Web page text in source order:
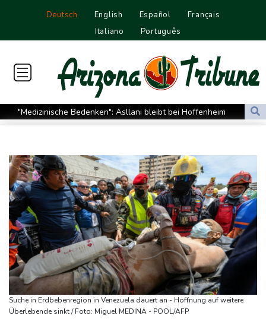
Deutsch English Español
Français
Italiano
Português
"Medizinische Bedenken": Asllani bleibt bei Hoffenheim
Eurojackpot geknackt: Mehr als 32 Millionen Euro gehen nach
Menschenrechtsgruppen: Mehr als 140 Tote bei Migrationskrise
in Ceuta
Mindestens zehn Tote bei Angriffen der pro-iranischen Huthis im
Jemen
US-Senat stimmt für verschärfte Sanktionen gegen Russland
US-Gericht setzt Bau von Trumps Ballsaal aus - Präsident
kündigt Berufung an
Direkt-ICE Berlin-Paris bleibt wegen Technikproblemen vorerst
unterbrochen
Selenskyj erstmals seit Beginn von Ukraine-Krieg nach Serbien
Suche in Erdbebenregion in Venezuela dauert an - Hoffnung auf weitere
Überlebende sinkt / Foto: Miguel MEDINA - POOL/AFP